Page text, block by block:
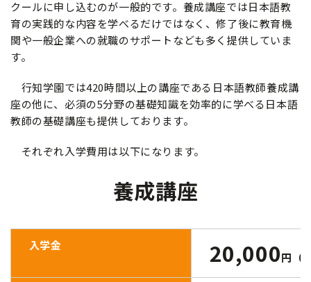
クールに申し込むのが一般的です。養成講座では日本語教
育の実践的な内容を学べるだけではなく、修了後に教育機
関や一般企業への就職のサポートなども多く提供していま
す。
行知学園では420時間以上の講座である日本語教師養成講
座の他に、必須の5分野の基礎知識を効率的に学べる日本語
教師の基礎講座も提供しております。
それぞれ入学費用は以下になります。
養成講座
入学金 20,000円（